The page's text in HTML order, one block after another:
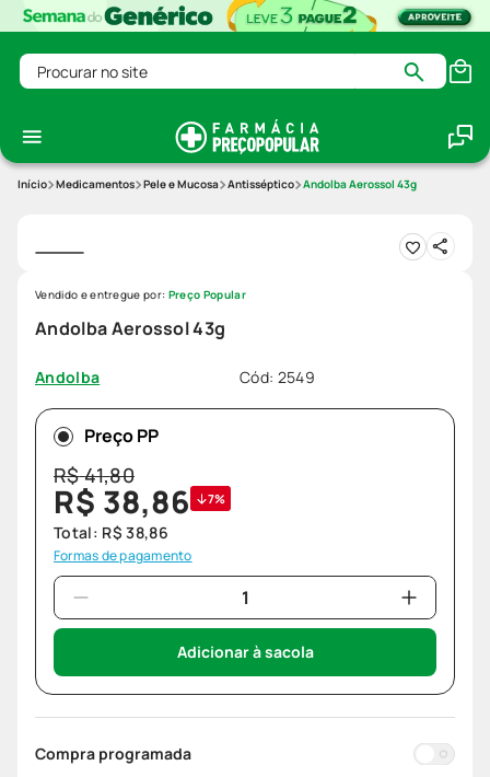
Procurar no site
Medicamentos Pele e Mucosa Antisséptico Andolba Aerossol 43g
Andolba Aerossol 43g
Andolba Cód: 2549
Vendido e entregue por: Preço Popular
Preço PP
R$41,80
R$ 38,86 7%
Total: R$ 38,86
Formas de pagamento
Adicionar à sacola
Compra programada